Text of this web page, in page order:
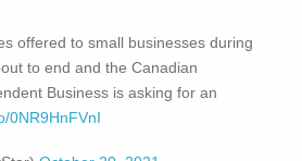
offered to small businesses during
to end and the Canadian
Business is asking for an
0NR9HnFVnI